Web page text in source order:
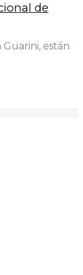
de
Guarini, están